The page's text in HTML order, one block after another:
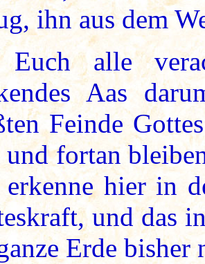
ihn aus dem
alle
Aas
Feinde
und fortan
hier in
und das
Erde bisher